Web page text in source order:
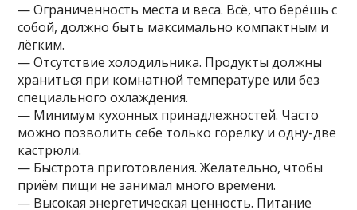
— Ограниченность места и веса. Всё, что берёшь с
собой, должно быть максимально компактным и
лёгким.
— Отсутствие холодильника. Продукты должны
храниться при комнатной температуре или без
специального охлаждения.
— Минимум кухонных принадлежностей. Часто
можно позволить себе только горелку и одну-две
кастрюли.
— Быстрота приготовления. Желательно, чтобы
приём пищи не занимал много времени.
— Высокая энергетическая ценность. Питание